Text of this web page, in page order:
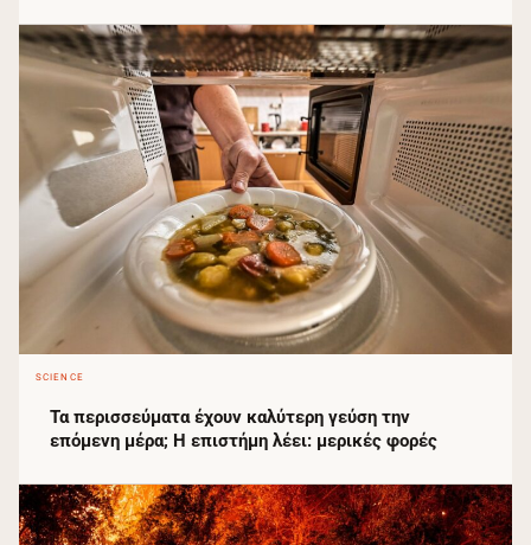
SCIENCE
Τα περισσεύματα έχουν καλύτερη γεύση την
επόμενη μέρα; Η επιστήμη λέει: μερικές φορές